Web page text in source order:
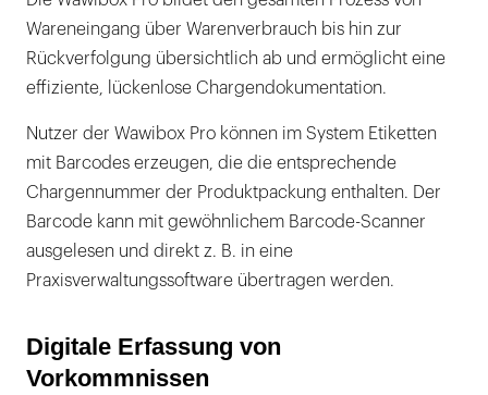
Wareneingang über Warenverbrauch bis hin zur
Rückverfolgung übersichtlich ab und ermöglicht eine
effiziente, lückenlose Chargendokumentation.
Nutzer der Wawibox Pro können im System Etiketten
mit Barcodes erzeugen, die die entsprechende
Chargennummer der Produktpackung enthalten. Der
Barcode kann mit gewöhnlichem Barcode-Scanner
ausgelesen und direkt z. B. in eine
Praxisverwaltungssoftware übertragen werden.
Digitale Erfassung von
Vorkommnissen